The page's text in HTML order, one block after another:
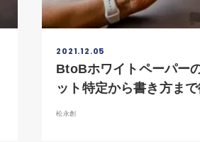
2021.12.05
BtoBホワイトペーパー
ット特定から書き方まで
松永創